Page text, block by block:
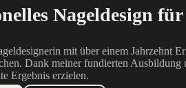
Nageldesign
mit über einem Jahrzehnt
Dank meiner fundierten
Ergebnis erzielen.